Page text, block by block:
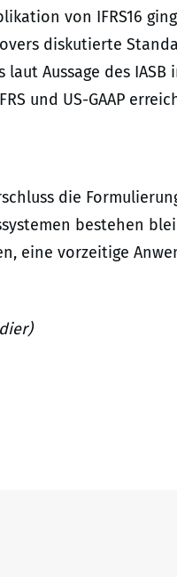
von IFRS16
diskutierte
Aussage des
und US-GAAP
die
bestehen
eine vorzeitige